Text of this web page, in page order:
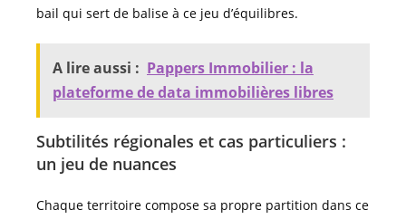
bail qui sert de balise à ce jeu d’équilibres.
A lire aussi : Pappers Immobilier : la
plateforme de data immobilières libres
Subtilités régionales et cas particuliers :
un jeu de nuances
Chaque territoire compose sa propre partition dans ce